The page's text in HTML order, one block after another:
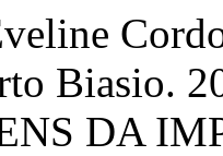
Biasio.
DA